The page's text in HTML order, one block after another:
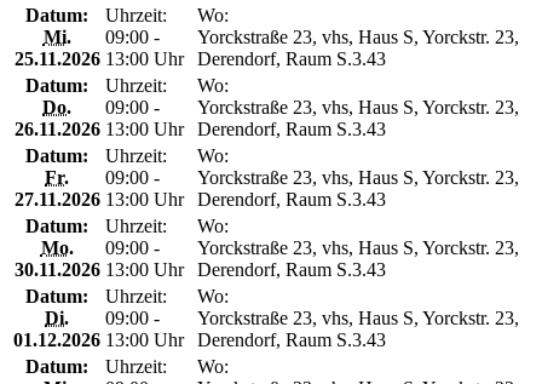
Datum:
Mi.
25.11.2026
Uhrzeit:
09:00 -
13:00 Uhr
Wo:
Yorckstraße 23, vhs, Haus S, Yorckstr. 23,
Derendorf, Raum S.3.43
Datum:
Do.
26.11.2026
Uhrzeit:
09:00 -
13:00 Uhr
Wo:
Yorckstraße 23, vhs, Haus S, Yorckstr. 23,
Derendorf, Raum S.3.43
Datum:
Fr.
27.11.2026
Uhrzeit:
09:00 -
13:00 Uhr
Wo:
Yorckstraße 23, vhs, Haus S, Yorckstr. 23,
Derendorf, Raum S.3.43
Datum:
Mo.
30.11.2026
Uhrzeit:
09:00 -
13:00 Uhr
Wo:
Yorckstraße 23, vhs, Haus S, Yorckstr. 23,
Derendorf, Raum S.3.43
Datum:
Di.
01.12.2026
Uhrzeit:
09:00 -
13:00 Uhr
Wo:
Yorckstraße 23, vhs, Haus S, Yorckstr. 23,
Derendorf, Raum S.3.43
Datum:
Uhrzeit:
Wo: